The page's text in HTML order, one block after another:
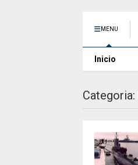
MENU
Inicio
Categoria: